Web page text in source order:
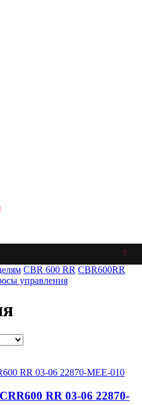
CBR 600 RR CBR600RR
управления
RR 03-06 22870-